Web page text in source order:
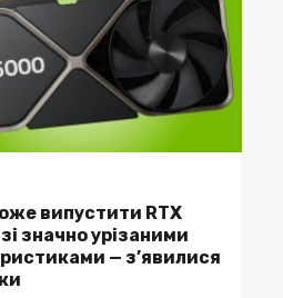
випустити RTX
значно урізаними
— з’явилися